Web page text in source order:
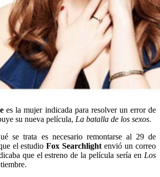
es la mujer indicada para resolver un error de
su nueva película, La batalla de los sexos.
se trata es necesario remontarse al 29 de
el estudioFox Searchlightenvió un correo
que el estreno de la película sería en Los